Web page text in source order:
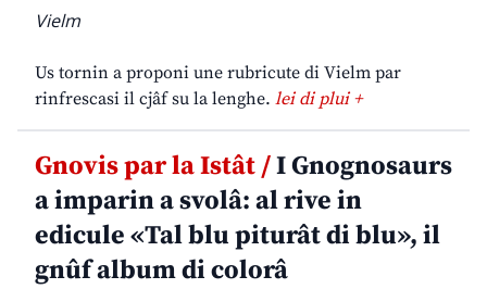
Vielm
Us tornin a proponi une rubricute di Vielm par
rinfrescasi il cjâf su la lenghe. lei di plui +
Gnovis par la Istât /I Gnognosaurs
a imparin a svolâ: al rive in
edicule «Tal blu piturât di blu», il
gnûf album di colorâ